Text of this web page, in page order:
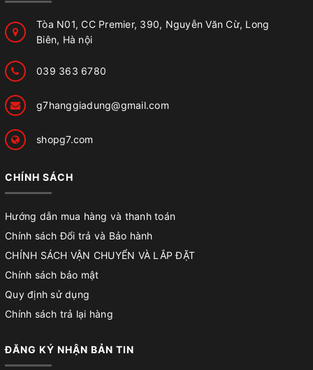
Tòa N01, CC Premier, 390, Nguyễn Văn Cừ, Long
Biên, Hà nội
039 363 6780
g7hanggiadung@gmail.com
shopg7.com
CHÍNH SÁCH
Hướng dẫn mua hàng và thanh toán
Chính sách Đổi trả và Bảo hành
CHÍNH SÁCH VẬN CHUYỂN VÀ LẮP ĐẶT
Chính sách bảo mật
Quy định sử dụng
Chính sách trả lại hàng
ĐĂNG KÝ NHẬN BẢN TIN